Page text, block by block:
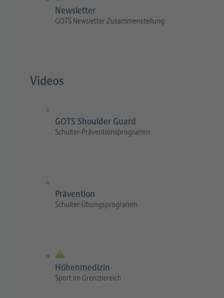
Newsletter
GOTS Newsletter Zusammenstellung
Videos
GOTS Shoulder Guard
Schulter-Präventionsprogramm
Prävention
Schulter-Übungsprogramm
Höhenmedizin
Sport im Grenzbereich